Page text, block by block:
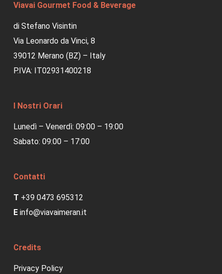
Viavai Gourmet Food & Beverage
di Stefano Visintin
Via Leonardo da Vinci, 8
39012 Merano (BZ) – Italy
P.IVA: IT02931400218
I Nostri Orari
Lunedì – Venerdì: 09:00 – 19:00
Sabato: 09:00 – 17:00
Contatti
T +39 0473 695312
E info@viavaimeran.it
Credits
Privacy Policy